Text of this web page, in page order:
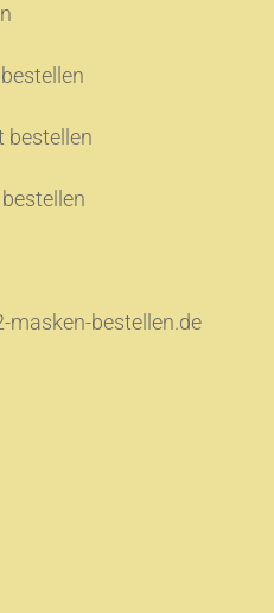
bestellen
bestellen.de